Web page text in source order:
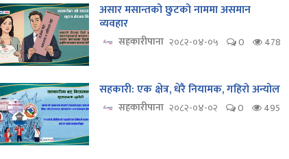
असार मसान्तको छुटको नाममा असमान
व्यवहार
सहकारीपाना २०८२-०४-०५ 0 478
सहकारी: एक क्षेत्र, धेरै नियामक, गहिरो अन्योल
सहकारीपाना २०८२-०४-०२ 0 495